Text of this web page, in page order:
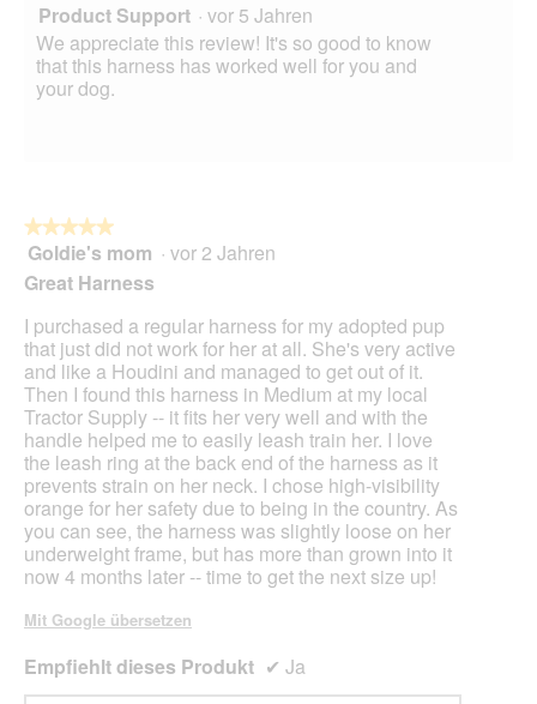
Product Support · vor 5 Jahren
We appreciate this review! It's so good to know
that this harness has worked well for you and
your dog.
★★★★★
★★★★★
5
Sternen.
Goldie's mom · vor 2 Jahren
Great Harness
I purchased a regular harness for my adopted pup
that just did not work for her at all. She's very active
and like a Houdini and managed to get out of it.
Then I found this harness in Medium at my local
Tractor Supply -- it fits her very well and with the
handle helped me to easily leash train her. I love
the leash ring at the back end of the harness as it
prevents strain on her neck. I chose high-visibility
orange for her safety due to being in the country. As
you can see, the harness was slightly loose on her
underweight frame, but has more than grown into it
now 4 months later -- time to get the next size up!
Mit Google übersetzen
Empfiehlt dieses Produkt ✔ Ja